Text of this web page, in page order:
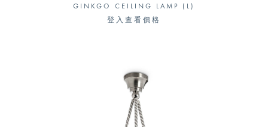
GINKGO CEILING LAMP (L)
登入查看價格